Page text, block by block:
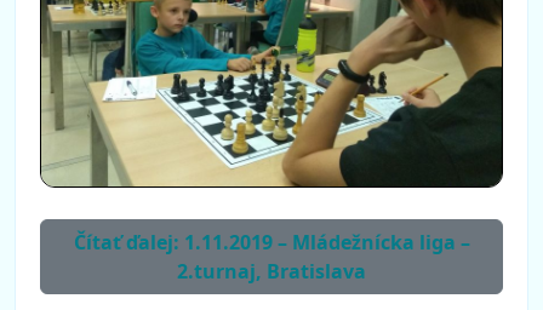
Čítať ďalej: 1.11.2019 – Mládežnícka liga –
2.turnaj, Bratislava